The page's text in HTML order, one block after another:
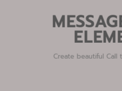
Create beautiful Call